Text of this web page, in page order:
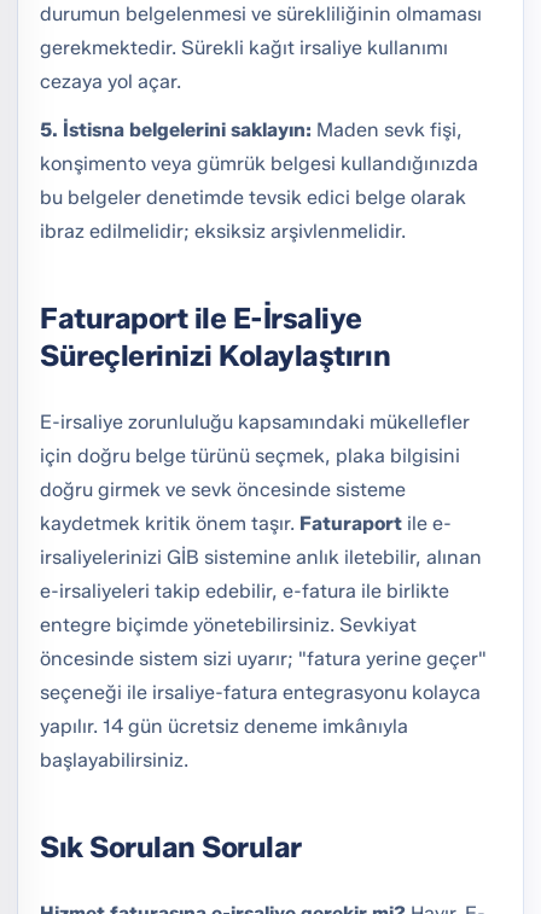
durumun belgelenmesi ve sürekliliğinin olmaması
gerekmektedir. Sürekli kağıt irsaliye kullanımı
cezaya yol açar.
5. İstisna belgelerini saklayın: Maden sevk fişi,
konşimento veya gümrük belgesi kullandığınızda
bu belgeler denetimde tevsik edici belge olarak
ibraz edilmelidir; eksiksiz arşivlenmelidir.
Faturaport ile E-İrsaliye
Süreçlerinizi Kolaylaştırın
E-irsaliye zorunluluğu kapsamındaki mükellefler
için doğru belge türünü seçmek, plaka bilgisini
doğru girmek ve sevk öncesinde sisteme
kaydetmek kritik önem taşır. Faturaport ile e-
irsaliyelerinizi GİB sistemine anlık iletebilir, alınan
e-irsaliyeleri takip edebilir, e-fatura ile birlikte
entegre biçimde yönetebilirsiniz. Sevkiyat
öncesinde sistem sizi uyarır; "fatura yerine geçer"
seçeneği ile irsaliye-fatura entegrasyonu kolayca
yapılır. 14 gün ücretsiz deneme imkânıyla
başlayabilirsiniz.
Sık Sorulan Sorular